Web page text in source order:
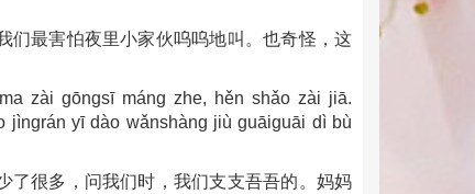
们最害怕夜里小家伙呜呜地叫。也奇怪，这
zài gōngsī máng zhe, hěn shǎo zài jiā.
yī dào wǎnshàng jiù guāiguāi dì bù
了很多，问我们时，我们支支吾吾的。妈妈